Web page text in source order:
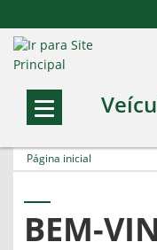
Página inicial
BEM-